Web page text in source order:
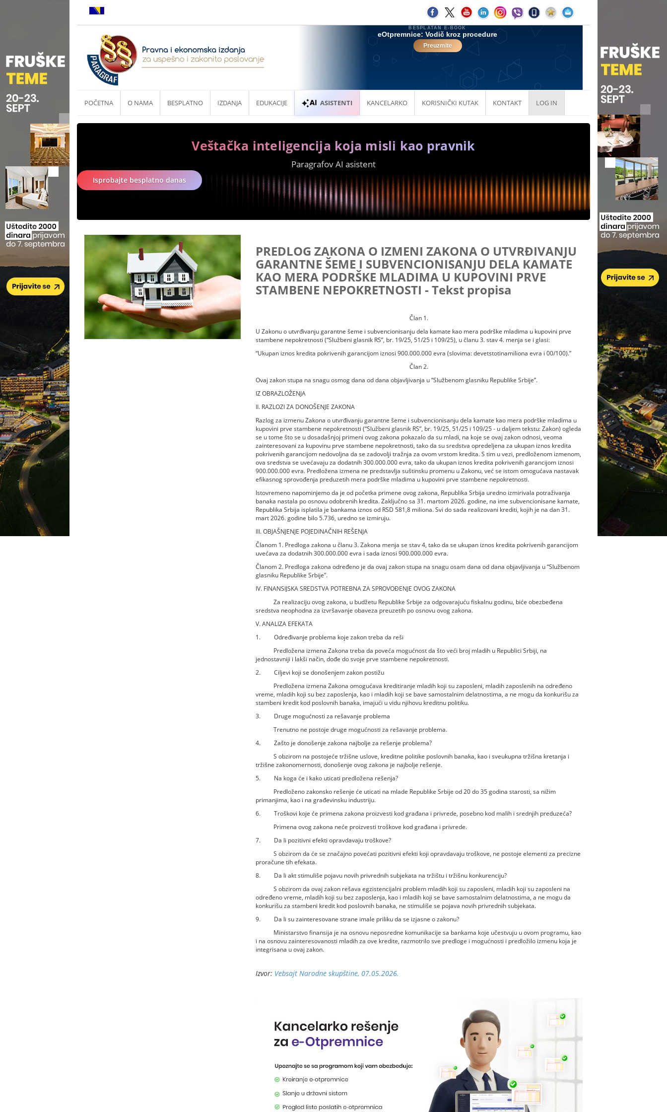
POČETNA O NAMA BESPLATNO IZDANJA EDUKACIJE ASISTENTI KANCELARKO KORISNIČKI KUTAK KONTAKT LOG IN
Veštačka inteligencija koja misli kao pravnik
Paragrafov AI asistent
Isprobajte besplatno danas
PREDLOG ZAKONA O IZMENI ZAKONA O UTVRĐIVANJU
GARANTNE ŠEME I SUBVENCIONISANJU DELA KAMATE
KAO MERA PODRŠKE MLADIMA U KUPOVINI PRVE
STAMBENE NEPOKRETNOSTI - Tekst propisa
Član 1.
U Zakonu o utvrđivanju garantne šeme i subvencionisanju dela kamate kao mera podrške mladima u kupovini prve
stambene nepokretnosti (“Službeni glasnik RS”, br. 19/25, 51/25 i 109/25), u članu 3. stav 4. menja se i glasi:
“Ukupan iznos kredita pokrivenih garancijom iznosi 900.000.000 evra (slovima: devetstotinamiliona evra i 00/100).”
Član 2.
Ovaj zakon stupa na snagu osmog dana od dana objavljivanja u “Službenom glasniku Republike Srbije”.
IZ OBRAZLOŽENJA
II. RAZLOZI ZA DONOŠENJE ZAKONA
Razlog za izmenu Zakona o utvrđivanju garantne šeme i subvencionisanju dela kamate kao mera podrške mladima u
kupovini prve stambene nepokretnosti (“Službeni glasnik RS”, br. 19/25, 51/25 i 109/25 - u daljem tekstu: Zakon) ogleda
se u tome što se u dosadašnjoj primeni ovog zakona pokazalo da su mladi, na koje se ovaj zakon odnosi, veoma
zainteresovani za kupovinu prve stambene nepokretnosti, tako da su sredstva opredeljena za ukupan iznos kredita
pokrivenih garancijom nedovoljna da se zadovolji tražnja za ovom vrstom kredita. S tim u vezi, predloženom izmenom,
ova sredstva se uvećavaju za dodatnih 300.000.000 evra, tako da ukupan iznos kredita pokrivenih garancijom iznosi
900.000.000 evra. Predložena izmena ne predstavlja suštinsku promenu u Zakonu, već se istom omogućava nastavak
efikasnog sprovođenja preduzetih mera podrške mladima u kupovini prve stambene nepokretnosti.
Istovremeno napominjemo da je od početka primene ovog zakona, Republika Srbija uredno izmirivala potraživanja
banaka nastala po osnovu odobrenih kredita. Zaključno sa 31. martom 2026. godine, na ime subvencionisane kamate,
Republika Srbija isplatila je bankama iznos od RSD 581,8 miliona. Svi do sada realizovani krediti, kojih je na dan 31.
mart 2026. godine bilo 5.736, uredno se izmiruju.
III. OBJAŠNJENJE POJEDINAČNIH REŠENJA
Članom 1. Predloga zakona u članu 3. Zakona menja se stav 4, tako da se ukupan iznos kredita pokrivenih garancijom
uvećava za dodatnih 300.000.000 evra i sada iznosi 900.000.000 evra.
Članom 2. Predloga zakona određeno je da ovaj zakon stupa na snagu osam dana od dana objavljivanja u “Službenom
glasniku Republike Srbije”.
IV. FINANSIJSKA SREDSTVA POTREBNA ZA SPROVOĐENJE OVOG ZAKONA
Za realizaciju ovog zakona, u budžetu Republike Srbije za odgovarajuću fiskalnu godinu, biće obezbeđena
sredstva neophodna za izvršavanje obaveza preuzetih po osnovu ovog zakona.
V. ANALIZA EFEKATA
1. Određivanje problema koje zakon treba da reši
Predložena izmena Zakona treba da poveća mogućnost da što veći broj mladih u Republici Srbiji, na
jednostavniji i lakši način, dođe do svoje prve stambene nepokretnosti.
2. Ciljevi koji se donošenjem zakon postižu
Predložena izmena Zakona omogućava kreditiranje mladih koji su zaposleni, mladih zaposlenih na određeno
vreme, mladih koji su bez zaposlenja, kao i mladih koji se bave samostalnim delatnostima, a ne mogu da konkurišu za
stambeni kredit kod poslovnih banaka, imajući u vidu njihovu kreditnu politiku.
3. Druge mogućnosti za rešavanje problema
Trenutno ne postoje druge mogućnosti za rešavanje problema.
4. Zašto je donošenje zakona najbolje za rešenje problema?
S obzirom na postojeće tržišne uslove, kreditne politike poslovnih banaka, kao i sveukupna tržišna kretanja i
tržišne zakonomernosti, donošenje ovog zakona je najbolje rešenje.
5. Na koga će i kako uticati predložena rešenja?
Predloženo zakonsko rešenje će uticati na mlade Republike Srbije od 20 do 35 godina starosti, sa nižim
primanjima, kao i na građevinsku industriju.
6. Troškovi koje će primena zakona proizvesti kod građana i privrede, posebno kod malih i srednjih preduzeća?
Primena ovog zakona neće proizvesti troškove kod građana i privrede.
7. Da li pozitivni efekti opravdavaju troškove?
S obzirom da će se značajno povećati pozitivni efekti koji opravdavaju troškove, ne postoje elementi za precizne
proračune tih efekata.
8. Da li akt stimuliše pojavu novih privrednih subjekata na tržištu i tržišnu konkurenciju?
S obzirom da ovaj zakon rešava egzistencijalni problem mladih koji su zaposleni, mladih koji su zaposleni na
određeno vreme, mladih koji su bez zaposlenja, kao i mladih koji se bave samostalnim delatnostima, a ne mogu da
konkurišu za stambeni kredit kod poslovnih banaka, ne stimuliše se pojava novih privrednih subjekata.
9. Da li su zainteresovane strane imale priliku da se izjasne o zakonu?
Ministarstvo finansija je na osnovu neposredne komunikacije sa bankama koje učestvuju u ovom programu, kao
i na osnovu zainteresovanosti mladih za ove kredite, razmotrilo sve predloge i mogućnosti i predložilo izmenu koja je
integrisana u ovaj zakon.
Izvor: Vebsajt Narodne skupštine, 07.05.2026.